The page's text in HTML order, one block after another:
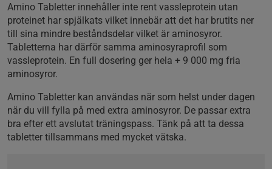
Amino Tabletter innehåller inte rent vassleprotein utan
proteinet har spjälkats vilket innebär att det har brutits ner
till sina mindre beståndsdelar vilket är aminosyror.
Tabletterna har därför samma aminosyraprofil som
vassleprotein. En full dosering ger hela + 9 000 mg fria
aminosyror.
Amino Tabletter kan användas när som helst under dagen
när du vill fylla på med extra aminosyror. De passar extra
bra efter ett avslutat träningspass. Tänk på att ta dessa
tabletter tillsammans med mycket vätska.